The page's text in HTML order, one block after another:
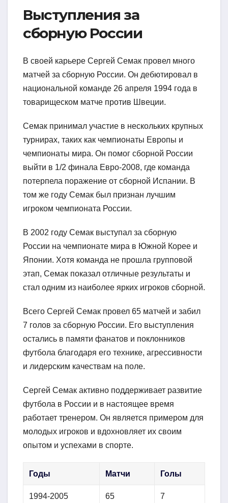
Выступления за
сборную России
В своей карьере Сергей Семак провел много
матчей за сборную России. Он дебютировал в
национальной команде 26 апреля 1994 года в
товарищеском матче против Швеции.
Семак принимал участие в нескольких крупных
турнирах, таких как чемпионаты Европы и
чемпионаты мира. Он помог сборной России
выйти в 1/2 финала Евро-2008, где команда
потерпела поражение от сборной Испании. В
том же году Семак был признан лучшим
игроком чемпионата России.
В 2002 году Семак выступал за сборную
России на чемпионате мира в Южной Корее и
Японии. Хотя команда не прошла групповой
этап, Семак показал отличные результаты и
стал одним из наиболее ярких игроков сборной.
Всего Сергей Семак провел 65 матчей и забил
7 голов за сборную России. Его выступления
остались в памяти фанатов и поклонников
футбола благодаря его технике, агрессивности
и лидерским качествам на поле.
Сергей Семак активно поддерживает развитие
футбола в России и в настоящее время
работает тренером. Он является примером для
молодых игроков и вдохновляет их своим
опытом и успехами в спорте.
Годы Матчи Голы
1994-2005 65 7